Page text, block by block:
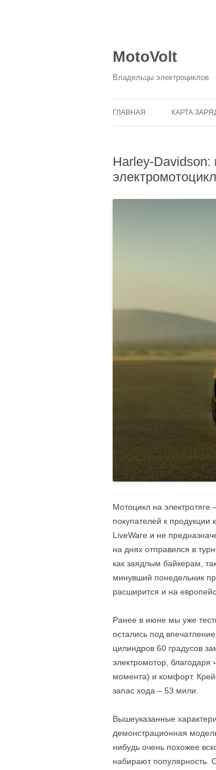
MotoVolt
Владельцы электроциклов
ГЛАВНАЯ КАРТА
Harley-
Мотоцикл на
покупателей к
LiveWare и не
на днях отправился в
как заядлым байкерам,
минувший понедельник
расширится и на
Ранее в июне мы уже
остались под
цилиндров 60 градусов
электромотор,
момента) и комфорт.
запас хода – 53 мили.
Вышеуказанные
демонстрационная
нибудь очень похожее
набирают популярность.